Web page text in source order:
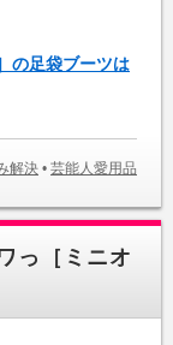
の足袋ブーツは
解決 • 芸能人愛用品
っ［ミニオ